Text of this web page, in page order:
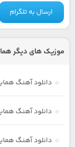
ارسال به تلگرام
موزیک های دیگر
دانلود آهنگ
دانلود آهنگ
دانلود آهنگ